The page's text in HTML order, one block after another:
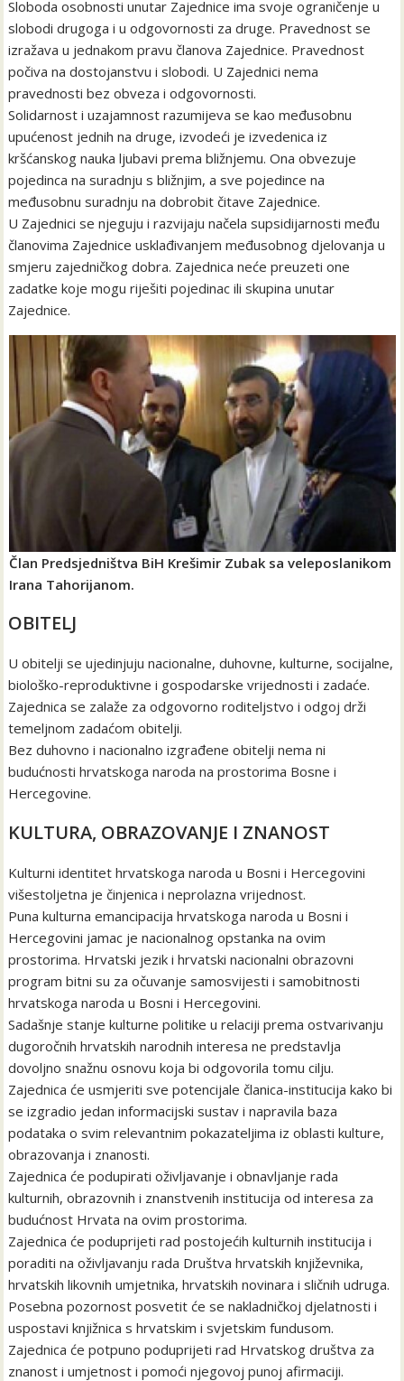
Sloboda osobnosti unutar Zajednice ima svoje ograničenje u
slobodi drugoga i u odgovornosti za druge. Pravednost se
izražava u jednakom pravu članova Zajednice. Pravednost
počiva na dostojanstvu i slobodi. U Zajednici nema
pravednosti bez obveza i odgovornosti.
Solidarnost i uzajamnost razumijeva se kao međusobnu
upućenost jednih na druge, izvodeći je izvedenica iz
kršćanskog nauka ljubavi prema bližnjemu. Ona obvezuje
pojedinca na suradnju s bližnjim, a sve pojedince na
međusobnu suradnju na dobrobit čitave Zajednice.
U Zajednici se njeguju i razvijaju načela supsidijarnosti među
članovima Zajednice usklađivanjem međusobnog djelovanja u
smjeru zajedničkog dobra. Zajednica neće preuzeti one
zadatke koje mogu riješiti pojedinac ili skupina unutar
Zajednice.
Član Predsjedništva BiH Krešimir Zubak sa veleposlanikom
Irana Tahorijanom.
OBITELJ
U obitelji se ujedinjuju nacionalne, duhovne, kulturne, socijalne,
biološko-reproduktivne i gospodarske vrijednosti i zadaće.
Zajednica se zalaže za odgovorno roditeljstvo i odgoj drži
temeljnom zadaćom obitelji.
Bez duhovno i nacionalno izgrađene obitelji nema ni
budućnosti hrvatskoga naroda na prostorima Bosne i
Hercegovine.
KULTURA, OBRAZOVANJE I ZNANOST
Kulturni identitet hrvatskoga naroda u Bosni i Hercegovini
višestoljetna je činjenica i neprolazna vrijednost.
Puna kulturna emancipacija hrvatskoga naroda u Bosni i
Hercegovini jamac je nacionalnog opstanka na ovim
prostorima. Hrvatski jezik i hrvatski nacionalni obrazovni
program bitni su za očuvanje samosvijesti i samobitnosti
hrvatskoga naroda u Bosni i Hercegovini.
Sadašnje stanje kulturne politike u relaciji prema ostvarivanju
dugoročnih hrvatskih narodnih interesa ne predstavlja
dovoljno snažnu osnovu koja bi odgovorila tomu cilju.
Zajednica će usmjeriti sve potencijale članica-institucija kako bi
se izgradio jedan informacijski sustav i napravila baza
podataka o svim relevantnim pokazateljima iz oblasti kulture,
obrazovanja i znanosti.
Zajednica će podupirati oživljavanje i obnavljanje rada
kulturnih, obrazovnih i znanstvenih institucija od interesa za
budućnost Hrvata na ovim prostorima.
Zajednica će poduprijeti rad postojećih kulturnih institucija i
poraditi na oživljavanju rada Društva hrvatskih književnika,
hrvatskih likovnih umjetnika, hrvatskih novinara i sličnih udruga.
Posebna pozornost posvetit će se nakladničkoj djelatnosti i
uspostavi knjižnica s hrvatskim i svjetskim fundusom.
Zajednica će potpuno poduprijeti rad Hrvatskog društva za
znanost i umjetnost i pomoći njegovoj punoj afirmaciji.